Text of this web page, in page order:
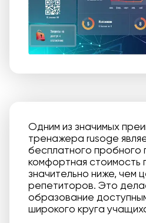
Одним из значимых
тренажера rusoge
бесплатного пробного
комфортная стоимость
значительно ниже, чем
репетиторов. Это
образование
широкого круга